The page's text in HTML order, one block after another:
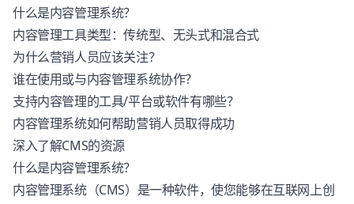
什么是内容管理系统？
内容管理工具类型：传统型、无头式和混合式
为什么营销人员应该关注？
谁在使用或与内容管理系统协作？
支持内容管理的工具/平台或软件有哪些？
内容管理系统如何帮助营销人员取得成功
深入了解CMS的资源
什么是内容管理系统？
内容管理系统（CMS）是一种软件，使您能够在互联网上创